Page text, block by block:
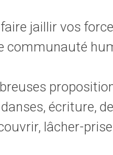
jaillir vos
communauté
écriture,
lâcher-